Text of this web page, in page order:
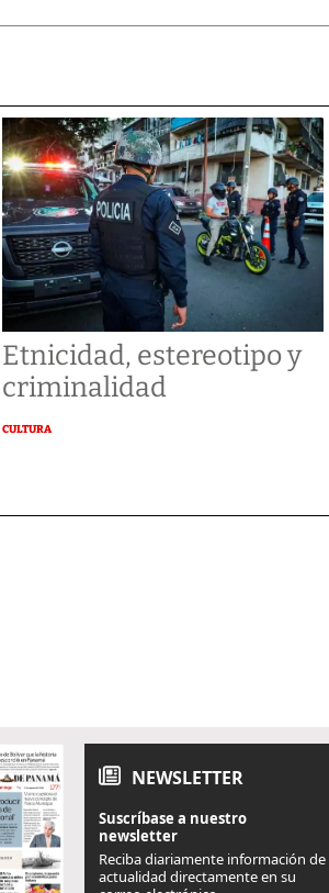
Etnicidad, estereotipo y
criminalidad
CULTURA
NEWSLETTER
Suscríbase a nuestro
newsletter
Reciba diariamente información de
actualidad directamente en su